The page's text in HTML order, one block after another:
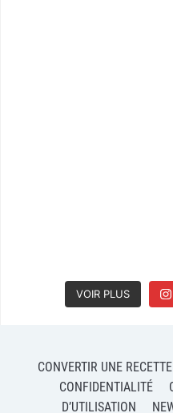
VOIR PLUS
CONVERTIR UNE
CONFIDENTIALITÉ
D’UTILISATION